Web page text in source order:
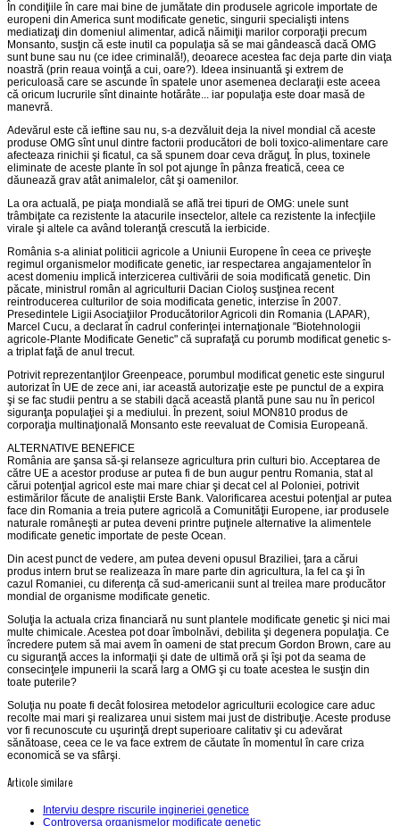
În condiţiile în care mai bine de jumătate din produsele agricole importate de
europeni din America sunt modificate genetic, singurii specialişti intens
mediatizaţi din domeniul alimentar, adică năimiţii marilor corporaţii precum
Monsanto, susţin că este inutil ca populaţia să se mai gândească dacă OMG
sunt bune sau nu (ce idee criminală!), deoarece acestea fac deja parte din viaţa
noastră (prin reaua voinţă a cui, oare?). Ideea insinuantă şi extrem de
periculoasă care se ascunde în spatele unor asemenea declaraţii este aceea
că oricum lucrurile sînt dinainte hotărâte... iar populaţia este doar masă de
manevră.
Adevărul este că ieftine sau nu, s-a dezvăluit deja la nivel mondial că aceste
produse OMG sînt unul dintre factorii producători de boli toxico-alimentare care
afecteaza rinichii şi ficatul, ca să spunem doar ceva drăguţ. În plus, toxinele
eliminate de aceste plante în sol pot ajunge în pânza freatică, ceea ce
dăunează grav atât animalelor, cât şi oamenilor.
La ora actuală, pe piaţa mondială se află trei tipuri de OMG: unele sunt
trâmbiţate ca rezistente la atacurile insectelor, altele ca rezistente la infecţiile
virale şi altele ca având toleranţă crescută la ierbicide.
România s-a aliniat politicii agricole a Uniunii Europene în ceea ce priveşte
regimul organismelor modificate genetic, iar respectarea angajamentelor în
acest domeniu implică interzicerea cultivării de soia modificată genetic. Din
păcate, ministrul român al agriculturii Dacian Cioloş susţinea recent
reintroducerea culturilor de soia modificata genetic, interzise în 2007.
Presedintele Ligii Asociaţiilor Producătorilor Agricoli din Romania (LAPAR),
Marcel Cucu, a declarat în cadrul conferinţei internaţionale "Biotehnologii
agricole-Plante Modificate Genetic" că suprafaţă cu porumb modificat genetic s-
a triplat faţă de anul trecut.
Potrivit reprezentanţilor Greenpeace, porumbul modificat genetic este singurul
autorizat în UE de zece ani, iar această autorizaţie este pe punctul de a expira
şi se fac studii pentru a se stabili dacă această plantă pune sau nu în pericol
siguranţa populaţiei şi a mediului. În prezent, soiul MON810 produs de
corporaţia multinaţională Monsanto este reevaluat de Comisia Europeană.
ALTERNATIVE BENEFICE
România are şansa să-şi relanseze agricultura prin culturi bio. Acceptarea de
către UE a acestor produse ar putea fi de bun augur pentru Romania, stat al
cărui potenţial agricol este mai mare chiar şi decat cel al Poloniei, potrivit
estimărilor făcute de analiştii Erste Bank. Valorificarea acestui potenţial ar putea
face din Romania a treia putere agricolă a Comunităţii Europene, iar produsele
naturale româneşti ar putea deveni printre puţinele alternative la alimentele
modificate genetic importate de peste Ocean.
Din acest punct de vedere, am putea deveni opusul Braziliei, ţara a cărui
produs intern brut se realizeaza în mare parte din agricultura, la fel ca şi în
cazul Romaniei, cu diferenţa că sud-americanii sunt al treilea mare producător
mondial de organisme modificate genetic.
Soluţia la actuala criza financiară nu sunt plantele modificate genetic şi nici mai
multe chimicale. Acestea pot doar îmbolnăvi, debilita şi degenera populaţia. Ce
încredere putem să mai avem în oameni de stat precum Gordon Brown, care au
cu siguranţă acces la informaţii şi date de ultimă oră şi îşi pot da seama de
consecinţele impunerii la scară larg a OMG şi cu toate acestea le susţin din
toate puterile?
Soluţia nu poate fi decât folosirea metodelor agriculturii ecologice care aduc
recolte mai mari şi realizarea unui sistem mai just de distribuţie. Aceste produse
vor fi recunoscute cu uşurinţă drept superioare calitativ şi cu adevărat
sănătoase, ceea ce le va face extrem de căutate în momentul în care criza
economică se va sfârşi.
Articole similare
Interviu despre riscurile ingineriei genetice
Controversa organismelor modificate genetic